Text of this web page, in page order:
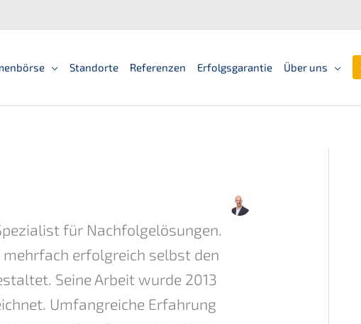
Standorte Referen­zen Erfolgs­ga­ran­tie Über uns
für Nachfolgelösungen.
erfolgreich selbst den
Seine Arbeit wurde 2013
Umfangreiche Erfahrung